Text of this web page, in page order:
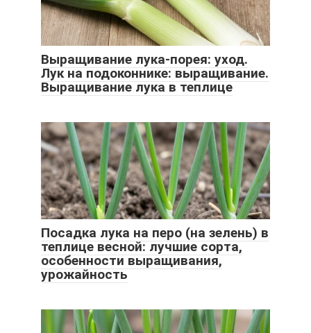
Выращивание лука-порея: уход.
Лук на подоконнике: выращивание.
Выращивание лука в теплице
Посадка лука на перо (на зелень) в
теплице весной: лучшие сорта,
особенности выращивания,
урожайность